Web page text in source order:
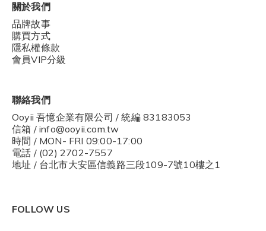
關於我們
品牌故事
購買方式
隱私權條款
會員VIP分級
聯絡我們
Ooyii 吾憶企業有限公司 / 統編 83183053
信箱 / info@ooyii.com.tw
時間 / MON- FRI 09:00-17:00
電話 / (02) 2702-7557
地址 / 台北市大安區信義路三段109-7號10樓之1
FOLLOW US